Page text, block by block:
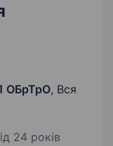
ОБрТрО, Вся